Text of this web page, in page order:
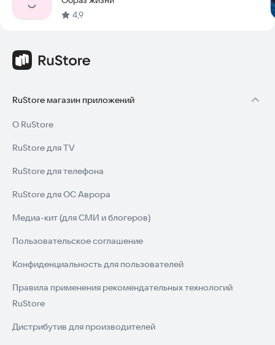
4,9
RuStore магазин приложений
О RuStore
RuStore для TV
RuStore для телефона
RuStore для ОС Аврора
Медиа-кит (для СМИ и блогеров)
Пользовательское соглашение
Конфиденциальность для пользователей
Правила применения рекомендательных технологий
RuStore
Дистрибутив для производителей